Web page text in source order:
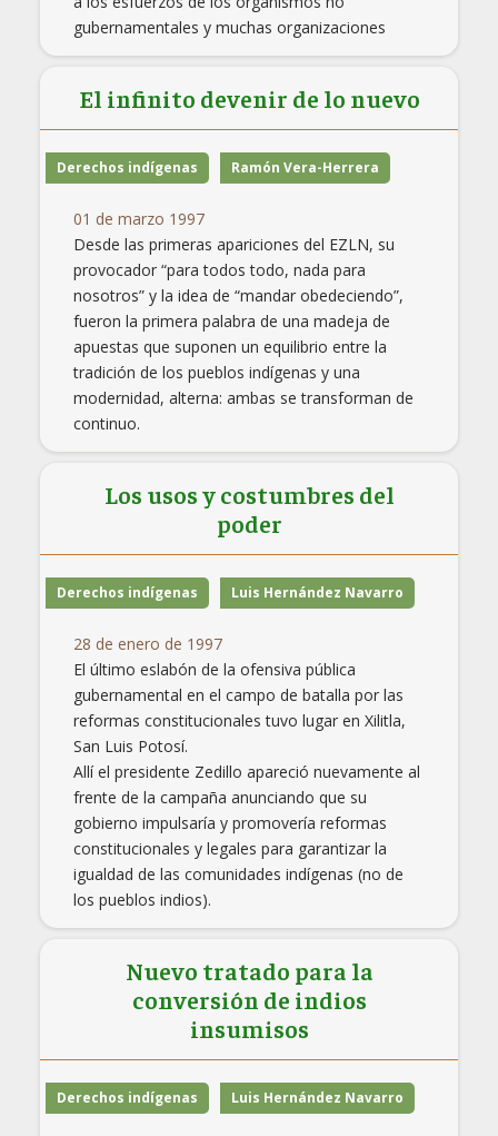
gubernamentales y muchas organizaciones
El infinito devenir de lo nuevo
Derechos indígenas Ramón Vera-Herrera
01 de marzo 1997
Desde las primeras apariciones del EZLN, su
provocador “para todos todo, nada para
nosotros” y la idea de “mandar obedeciendo”,
fueron la primera palabra de una madeja de
apuestas que suponen un equilibrio entre la
tradición de los pueblos indígenas y una
modernidad, alterna: ambas se transforman de
continuo.
Los usos y costumbres del
poder
Derechos indígenas Luis Hernández Navarro
28 de enero de 1997
El último eslabón de la ofensiva pública
gubernamental en el campo de batalla por las
reformas constitucionales tuvo lugar en Xilitla,
San Luis Potosí.
Allí el presidente Zedillo apareció nuevamente al
frente de la campaña anunciando que su
gobierno impulsaría y promovería reformas
constitucionales y legales para garantizar la
igualdad de las comunidades indígenas (no de
los pueblos indios).
Nuevo tratado para la
conversión de indios
insumisos
Derechos indígenas Luis Hernández Navarro